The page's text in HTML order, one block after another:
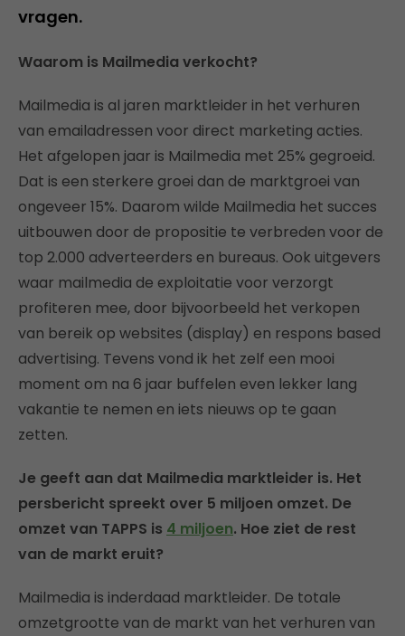
vragen.
Waarom is Mailmedia verkocht?
Mailmedia is al jaren marktleider in het verhuren
van emailadressen voor direct marketing acties.
Het afgelopen jaar is Mailmedia met 25% gegroeid.
Dat is een sterkere groei dan de marktgroei van
ongeveer 15%. Daarom wilde Mailmedia het succes
uitbouwen door de propositie te verbreden voor de
top 2.000 adverteerders en bureaus. Ook uitgevers
waar mailmedia de exploitatie voor verzorgt
profiteren mee, door bijvoorbeeld het verkopen
van bereik op websites (display) en respons based
advertising. Tevens vond ik het zelf een mooi
moment om na 6 jaar buffelen even lekker lang
vakantie te nemen en iets nieuws op te gaan
zetten.
Je geeft aan dat Mailmedia marktleider is. Het
persbericht spreekt over 5 miljoen omzet. De
omzet van TAPPS is 4 miljoen. Hoe ziet de rest
van de markt eruit?
Mailmedia is inderdaad marktleider. De totale
omzetgrootte van de markt van het verhuren van